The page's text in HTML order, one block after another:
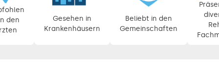
den
Gesehen in
Krankenhäusern
Beliebt in den
Gemeinschaften